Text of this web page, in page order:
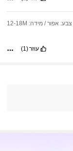
צבע: אפור / מידה: 12-18M
עוזר(1)